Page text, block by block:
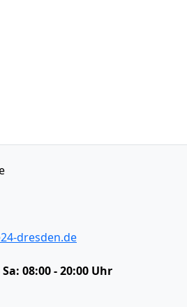
dresden.de
08:00 - 20:00 Uhr